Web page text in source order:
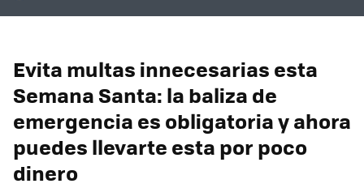
Evita multas innecesarias esta
Semana Santa: la baliza de
emergencia es obligatoria y ahora
puedes llevarte esta por poco
dinero